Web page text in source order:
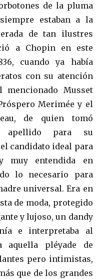
de la pluma
estaban a la
de tan ilustres
a Chopin en este
cuando ya había
con su atención
mencionado Musset
Merimée y el
de quien tomó
apellido para su
candidato ideal para
muy entendida en
lo necesario para
universal. Era en
de moda, protegido
y lujoso, un dandy
e interpretaba al
pléyade de
pero intimistas,
que de los grandes